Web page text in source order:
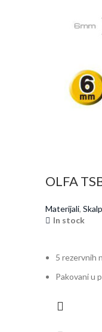
OLFA
Materijali,
In stock
5 rezervnih
Pakovani u